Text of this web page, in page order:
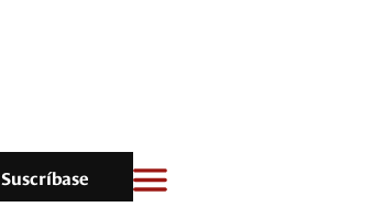
Suscríbase